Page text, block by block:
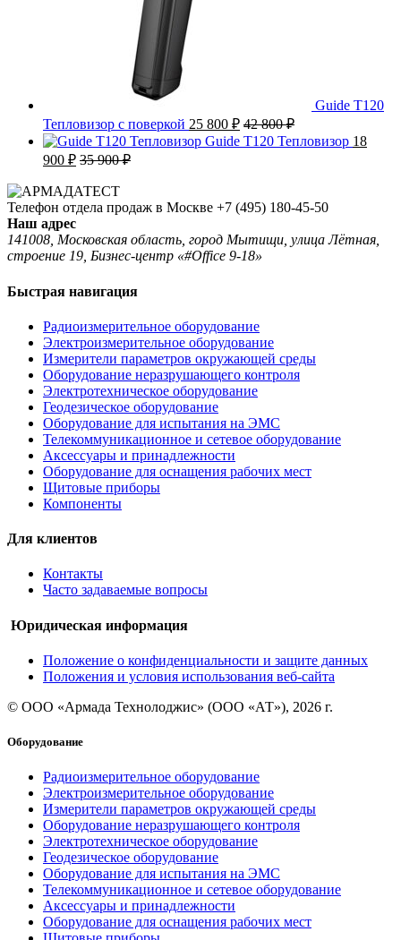
Guide T120
Тепловизор с поверкой 25 800 ₽ 42 800₽
Guide T120 Тепловизор 18
900 ₽ 35 900₽
Телефон отдела продаж в Москве +7 (495) 180-45-50
Наш адрес
141008, Московская область, город Мытищи, улица Лётная,
строение 19, Бизнес-центр «#Office 9-18»
Быстрая навигация
Радиоизмерительное оборудование
Электроизмерительное оборудование
Измерители параметров окружающей среды
Оборудование неразрушающего контроля
Электротехническое оборудование
Геодезическое оборудование
Оборудование для испытания на ЭМС
Телекоммуникационное и сетевое оборудование
Аксессуары и принадлежности
Оборудование для оснащения рабочих мест
Щитовые приборы
Компоненты
Для клиентов
Контакты
Часто задаваемые вопросы
Юридическая информация
Положение о конфиденциальности и защите данных
Положения и условия использования веб-сайта
© ООО «Армада Технолоджис» (ООО «АТ»), 2026 г.
Оборудование
Радиоизмерительное оборудование
Электроизмерительное оборудование
Измерители параметров окружающей среды
Оборудование неразрушающего контроля
Электротехническое оборудование
Геодезическое оборудование
Оборудование для испытания на ЭМС
Телекоммуникационное и сетевое оборудование
Аксессуары и принадлежности
Оборудование для оснащения рабочих мест